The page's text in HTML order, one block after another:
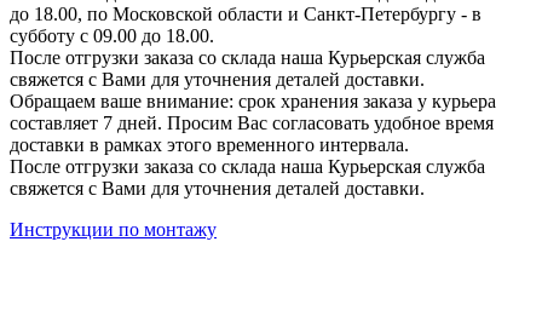
до 18.00, по Московской области и Санкт-Петербургу - в
субботу с 09.00 до 18.00.
После отгрузки заказа со склада наша Курьерская служба
свяжется с Вами для уточнения деталей доставки.
Обращаем ваше внимание: срок хранения заказа у курьера
составляет 7 дней. Просим Вас согласовать удобное время
доставки в рамках этого временного интервала.
После отгрузки заказа со склада наша Курьерская служба
свяжется с Вами для уточнения деталей доставки.
Инструкции по монтажу